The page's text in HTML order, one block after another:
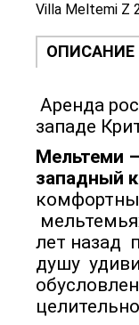
Villa Meltemi Z
ОПИСАНИЕ
Аренда
западе
Мельтеми
западный
лет назад
душу